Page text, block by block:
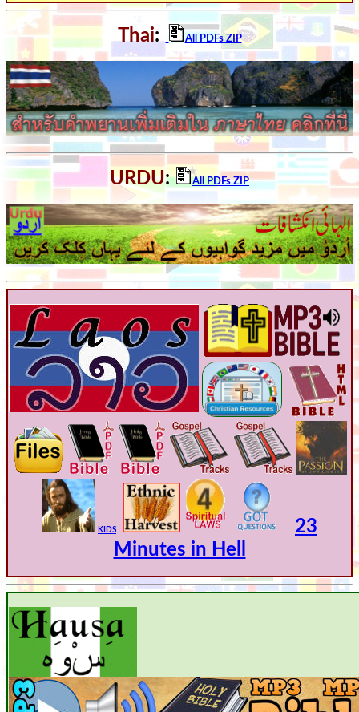
Thai: All PDFs ZIP
URDU: All PDFs ZIP
KIDS
23
Minutes in Hell